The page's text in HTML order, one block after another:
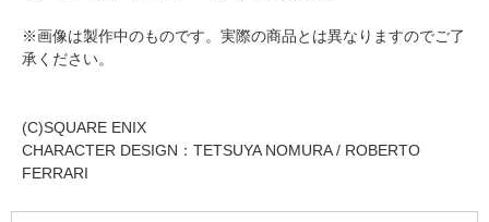
※画像は製作中のものです。実際の商品とは異なりますのでご了
承ください。
(C)SQUARE ENIX
CHARACTER DESIGN：TETSUYA NOMURA / ROBERTO
FERRARI